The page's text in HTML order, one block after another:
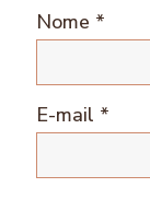
Nome *
E-mail *